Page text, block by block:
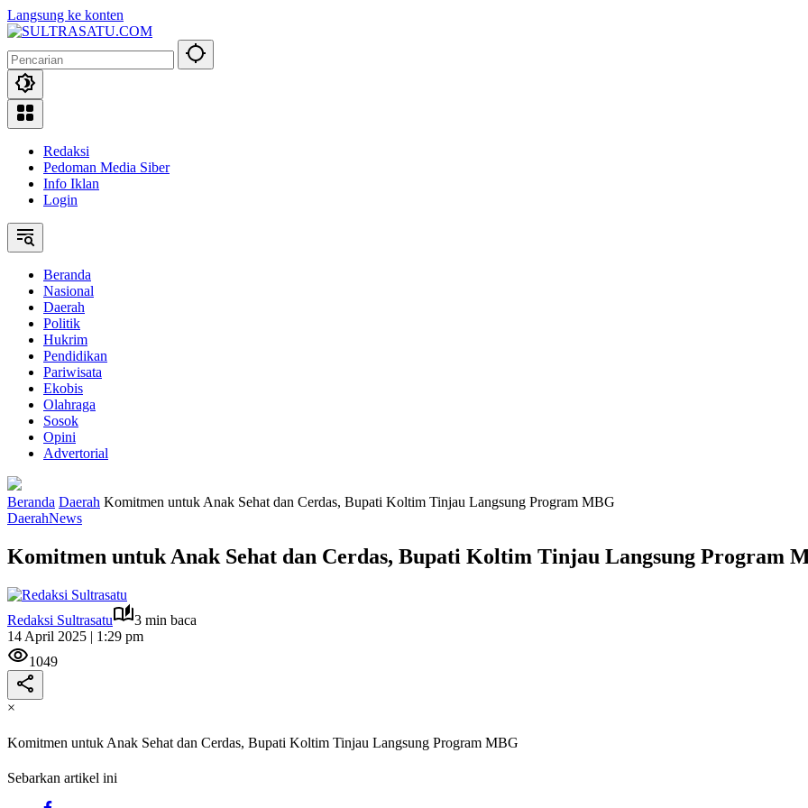
Langsung ke konten
Redaksi
Pedoman Media Siber
Info Iklan
Login
Beranda
Nasional
Daerah
Politik
Hukrim
Pendidikan
Pariwisata
Ekobis
Olahraga
Sosok
Opini
Advertorial
Beranda Daerah Komitmen untuk Anak Sehat dan Cerdas, Bupati Koltim Tinjau Langsung Program MBG
DaerahNews
Komitmen untuk Anak Sehat dan Cerdas, Bupati Koltim Tinjau Langsung Program
Redaksi Sultrasatu
3 min baca
14 April 2025 | 1:29 pm
1049
×
Komitmen untuk Anak Sehat dan Cerdas, Bupati Koltim Tinjau Langsung Program MBG
Sebarkan artikel ini